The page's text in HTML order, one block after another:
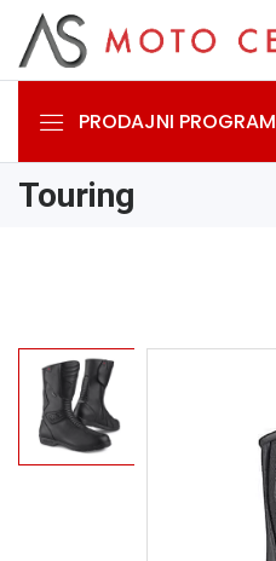
PRODAJNI PROGRAM
Touring